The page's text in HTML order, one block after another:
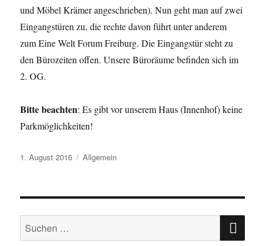
und Möbel Krämer angeschrieben). Nun geht man auf zwei
Eingangstüren zu, die rechte davon führt unter anderem
zum Eine Welt Forum Freiburg. Die Eingangstür steht zu
den Bürozeiten offen. Unsere Büroräume befinden sich im
2. OG.
Bitte beachten: Es gibt vor unserem Haus (Innenhof) keine
Parkmöglichkeiten!
Veröffentlicht
1. August 2016 Kategorien
Allgemein
Suche
nach: